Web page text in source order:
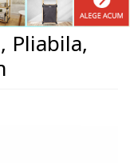
Pliabila,